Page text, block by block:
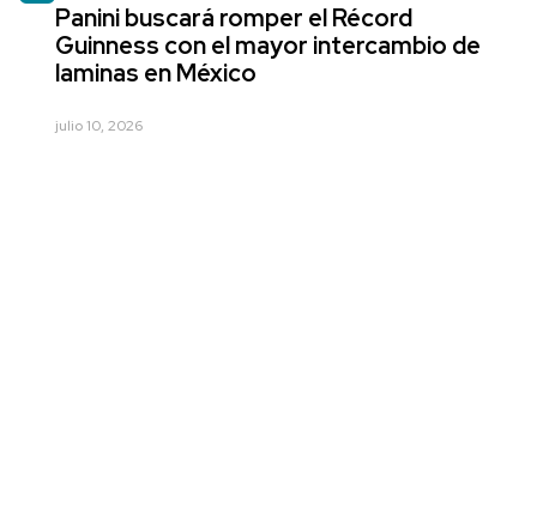
Panini buscará romper el Récord
Guinness con el mayor intercambio de
laminas en México
julio 10, 2026